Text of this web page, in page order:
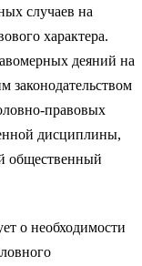
случаев на
характера.
деяний на
законодательством
правовых
дисциплины,
общественный
о необходимости